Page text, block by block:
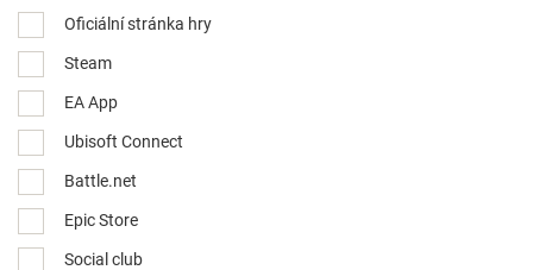
Oficiální stránka hry
Steam
EA App
Ubisoft Connect
Battle.net
Epic Store
Social club